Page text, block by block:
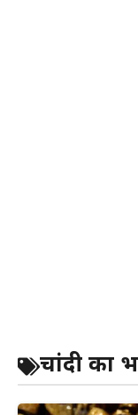
चांदी का